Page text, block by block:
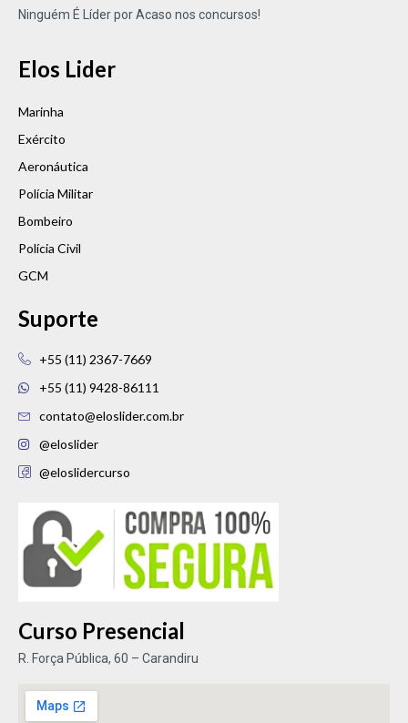
Ninguém É Líder por Acaso nos concursos!
Elos Lider
Marinha
Exército
Aeronáutica
Polícia Militar
Bombeiro
Polícia Civil
GCM
Suporte
+55 (11) 2367-7669
+55 (11) 9428-86111
contato@eloslider.com.br
@eloslider
@eloslidercurso
Curso Presencial
R. Força Pública, 60 – Carandiru